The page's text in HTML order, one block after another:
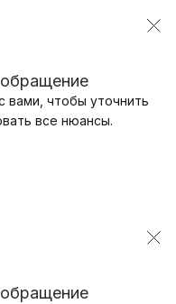
чтобы уточнить
все нюансы.